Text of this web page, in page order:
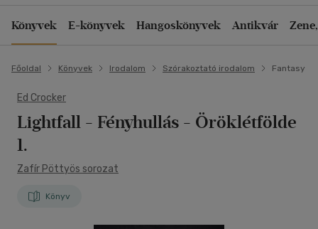
Könyvek E-könyvek Hangoskönyvek Antikvár
Főoldal Könyvek Irodalom Szórakoztató irodalom Fantasy
Ed Crocker
Lightfall - Fényhullás - Öröklétfölde
1.
Zafír Pöttyös sorozat
Könyv